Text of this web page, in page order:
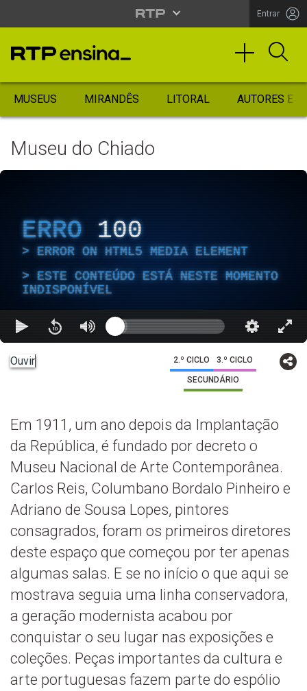
Entrar
MUSEUS MIRANDÊS LITORAL AUTORES
Museu do Chiado
ERRO 100
ERROR ON HTML5 MEDIA ELEMENT
ESTE CONTEÚDO ESTÁ NESTE MOMENTO
INDISPONÍVEL
Ouvir 2.º CICLO 3.º CICLO
SECUNDÁRIO
Em 1911, um ano depois da Implantação
da República, é fundado por decreto o
Museu Nacional de Arte Contemporânea.
Carlos Reis, Columbano Bordalo Pinheiro e
Adriano de Sousa Lopes, pintores
consagrados, foram os primeiros diretores
deste espaço que começou por ter apenas
algumas salas. E se no início o que aqui se
mostrava seguia uma linha conservadora,
a geração modernista acabou por
conquistar o seu lugar nas exposições e
coleções. Peças importantes da cultura e
arte portuguesas fazem parte do espólio